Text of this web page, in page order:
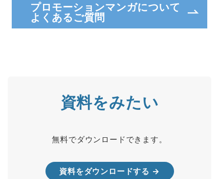
プロモーションマンガについて
よくあるご質問
資料をみたい
無料でダウンロードできます。
資料をダウンロードする →